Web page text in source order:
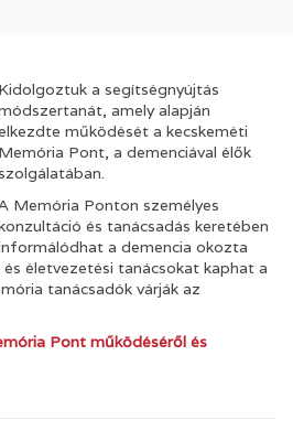
Kidolgoztuk a segítségnyújtás
amely alapján
működését a kecskeméti
Memória Pont, a demenciával élők
Memória Ponton személyes
és tanácsadás keretében
a demencia okozta
életvezetési tanácsokat kaphat a
tanácsadók várják az
Pont működéséről és